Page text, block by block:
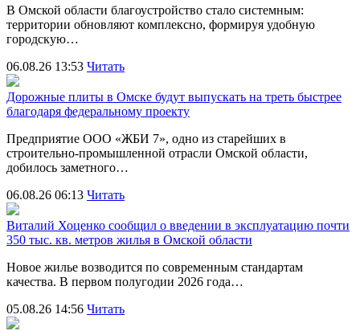
В Омской области благоустройство стало системным:
территории обновляют комплексно, формируя удобную
городскую…
06.08.26 13:53 Читать
Дорожные плиты в Омске будут выпускать на треть быстрее
благодаря федеральному проекту
Предприятие ООО «ЖБИ 7», одно из старейших в
строительно‑промышленной отрасли Омской области,
добилось заметного…
06.08.26 06:13 Читать
Виталий Хоценко сообщил о введении в эксплуатацию почти
350 тыс. кв. метров жилья в Омской области
Новое жилье возводится по современным стандартам
качества. В первом полугодии 2026 года…
05.08.26 14:56 Читать